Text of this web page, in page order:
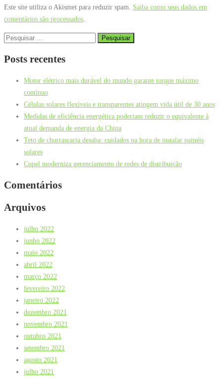
Este site utiliza o Akismet para reduzir spam. Saiba como seus dados em
comentários são processados
Pesquisar
Posts recentes
Motor elétrico mais durável do mundo garante torque máximo
contínuo
Células solares flexíveis e transparentes atingem vida útil de 30 anos
Medidas de eficiência energética poderiam reduzir o equivalente à
atual demanda de energia da China
Teto de churrascaria desaba: cuidados na hora de instalar painéis
solares
Copel moderniza gerenciamento de redes de distribuição
Comentários
Arquivos
julho 2022
junho 2022
maio 2022
abril 2022
março 2022
fevereiro 2022
janeiro 2022
dezembro 2021
novembro 2021
outubro 2021
setembro 2021
agosto 2021
julho 2021